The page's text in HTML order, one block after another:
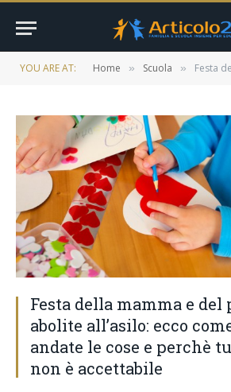
YOU ARE AT: Home » Scuola » Festa della mamma e del
Festa della mamma e del
abolite all’asilo: ecco
andate le cose e perchè
non è accettabile